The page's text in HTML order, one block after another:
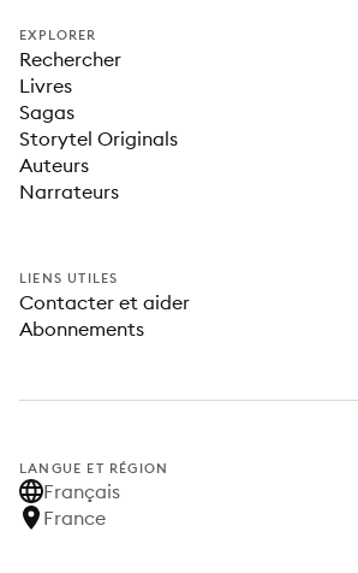
EXPLORER
Rechercher
Livres
Sagas
Storytel Originals
Auteurs
Narrateurs
LIENS UTILES
Contacter et aider
Abonnements
LANGUE ET RÉGION
Français
France